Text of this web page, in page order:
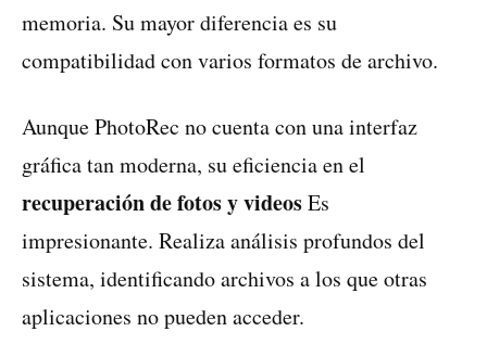
memoria. Su mayor diferencia es su
compatibilidad con varios formatos de archivo.
Aunque PhotoRec no cuenta con una interfaz
gráfica tan moderna, su eficiencia en el
recuperación de fotos y videosEs
impresionante. Realiza análisis profundos del
sistema, identificando archivos a los que otras
aplicaciones no pueden acceder.